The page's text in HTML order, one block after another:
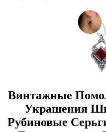
Винтажные
Украшения
Рубиновые